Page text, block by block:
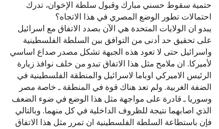
حتمية سقوط حسني مبارك وقبول سلطة الإخوان، تدرك
احتمالات تطور الوضع المصري في هذا الاتجاه؟
يبدو ان الولايات المتحدة هي الآن بصدد الاتفاق مع اسرائيل
على تحقيق حد أدنى من التوافق بين السلطة الفلسطينية
واسرائيل حتى لا تعود هذه الجبهة تشكل مصدر صداع اساسي
لأميركا. ان ملامح مثل هذا الاتفاق تبدو من خلف نوافذ زيارة
الرئيس الاميركي اوباما لاسرائيل والمنطقة الفلسطينية في
الضفة الغربية. ولم تعد هناك قوة في المنطقة ـ خاصة مصر
وسوريا ـ قادرة على مواجهة مثل هذا الوضع في ضوء الضعف
الذي اصابهما نتيجة للظروف الداخلية في كل منهما. وبالتالي
فإن باستطاعة السلطة الفلسطينية ان تمرر مثل هذا الاتفاق